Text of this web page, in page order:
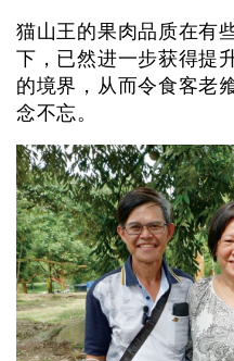
猫山王的果肉品质在有
下，已然进一步获得提
的境界，从而令食客老
念不忘。